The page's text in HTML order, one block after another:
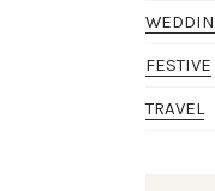
FESTIVE
TRAVEL